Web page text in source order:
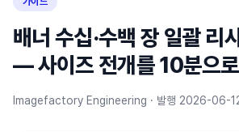
플러그인
배너 수십·수백 장 일괄 리
— 사이즈 전개를 10분으
Imagefactory Engineering · 발행 2026-06-